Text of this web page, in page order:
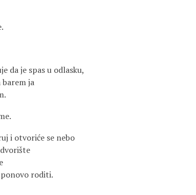
da je spas u odlasku,
barem ja
i otvoriće se nebo
roditi.